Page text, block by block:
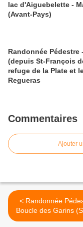
lac d'Aiguebelette -
(Avant-Pays)
Randonnée Pédestre
(depuis St-François
refuge de la Plate et
Regueras
Commentaires
Ajouter
< Randonnée Pédestre -
Boucle des Garins
du Mont déserté) -